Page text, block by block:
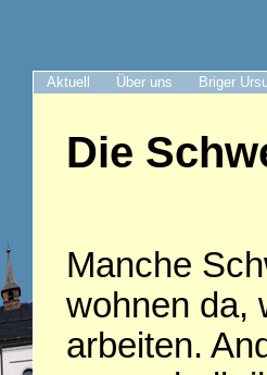
Aktuell Über uns Briger
Die
Manche
wohnen da,
arbeiten.